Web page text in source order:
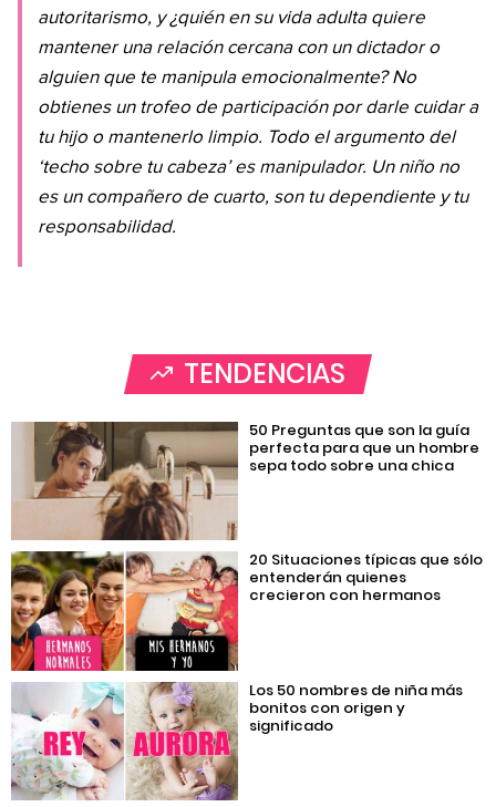
autoritarismo, y ¿quién en su vida adulta quiere
mantener una relación cercana con un dictador o
alguien que te manipula emocionalmente? No
obtienes un trofeo de participación por darle cuidar a
tu hijo o mantenerlo limpio. Todo el argumento del
‘techo sobre tu cabeza’ es manipulador. Un niño no
es un compañero de cuarto, son tu dependiente y tu
responsabilidad.
TENDENCIAS
50 Preguntas que son la guía
perfecta para que un hombre
sepa todo sobre una chica
20 Situaciones típicas que sólo
entenderán quienes
crecieron con hermanos
Los 50 nombres de niña más
bonitos con origen y
significado